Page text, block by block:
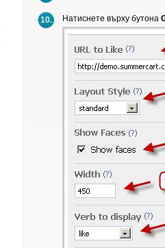
10. Натиснете върху бутона